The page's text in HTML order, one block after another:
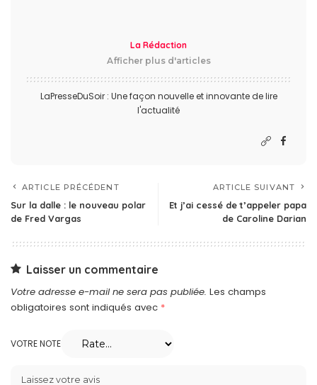
La Rédaction
Afficher plus d'articles
LaPresseDuSoir : Une façon nouvelle et innovante de lire
l'actualité
ARTICLE PRÉCÉDENT
Sur la dalle : le nouveau polar
de Fred Vargas
ARTICLE SUIVANT
Et j’ai cessé de t’appeler papa
de Caroline Darian
Laisser un commentaire
Votre adresse e-mail ne sera pas publiée. Les champs
obligatoires sont indiqués avec *
VOTRE NOTE